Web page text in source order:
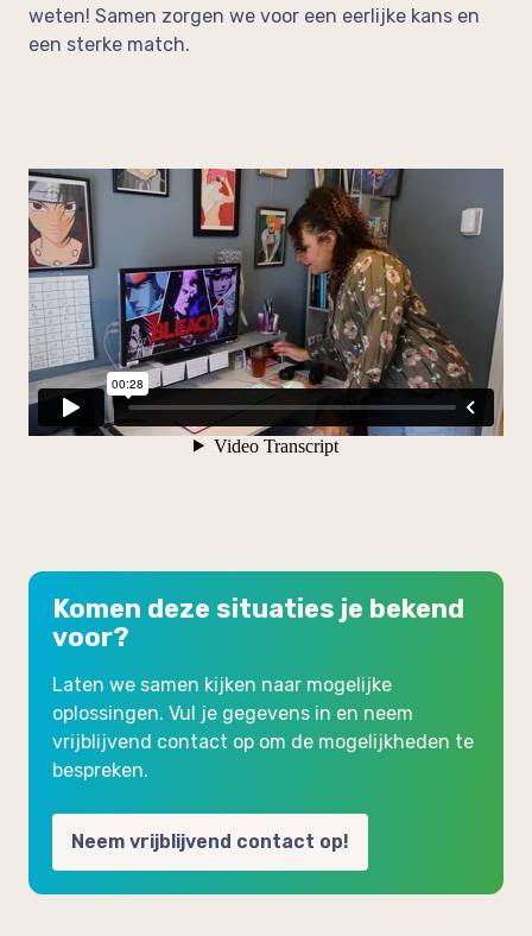
weten! Samen zorgen we voor een eerlijke kans en
een sterke match.
Komen deze situaties je bekend
voor?
Laten we samen kijken naar mogelijke
oplossingen. Vul je gegevens in en neem
vrijblijvend contact op om de mogelijkheden te
bespreken.
Neem vrijblijvend contact op!